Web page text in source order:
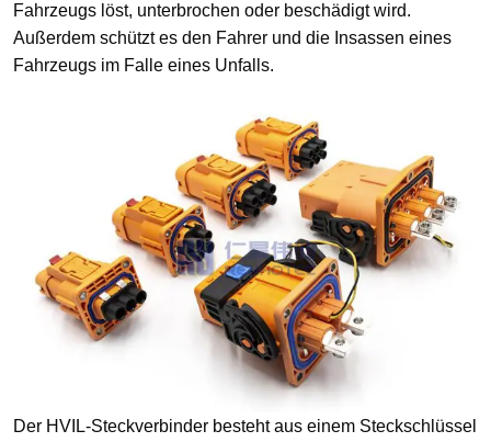
Fahrzeugs löst, unterbrochen oder beschädigt wird.
Außerdem schützt es den Fahrer und die Insassen eines
Fahrzeugs im Falle eines Unfalls.
Der HVIL-Steckverbinder besteht aus einem Steckschlüssel